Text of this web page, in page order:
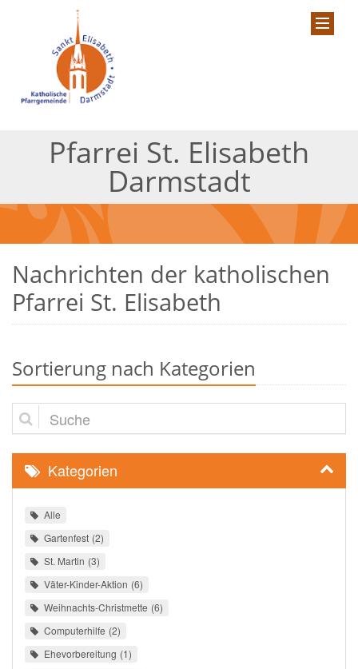
Pfarrei St. Elisabeth
Darmstadt
Nachrichten der katholischen
Pfarrei St. Elisabeth
Sortierung nach Kategorien
Suche
Kategorien
Alle
Gartenfest 2
St. Martin 3
Väter-Kinder-Aktion 6
Weihnachts-Christmette 6
Computerhilfe 2
Ehevorbereitung 1